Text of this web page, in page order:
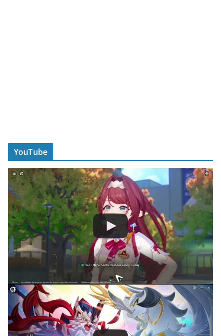
YouTube